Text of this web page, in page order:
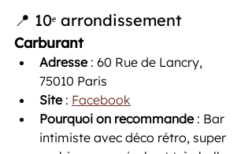
📍 10ᵉ arrondissement
Carburant
Adresse : 60 Rue de Lancry,
75010 Paris
Site : Facebook
Pourquoi on recommande : Bar
intimiste avec déco rétro, super